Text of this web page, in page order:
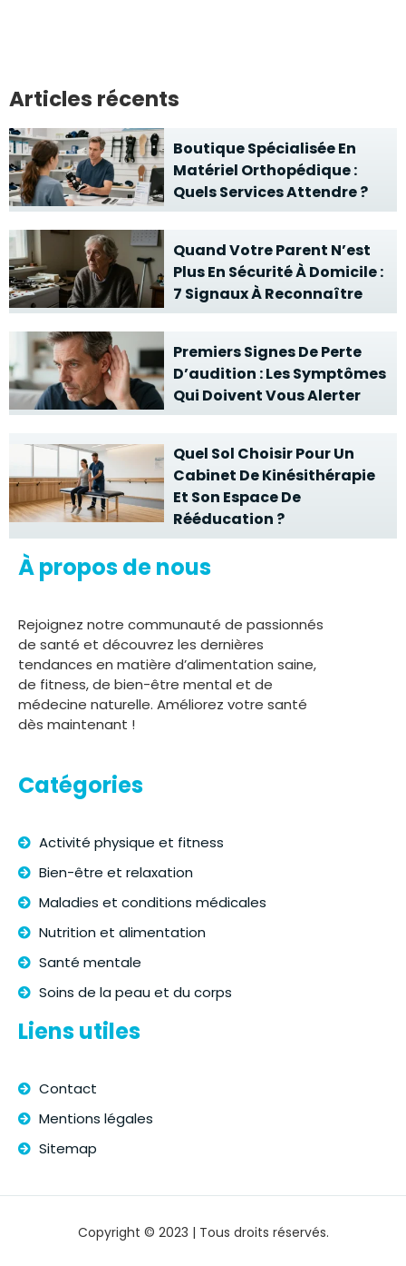
Articles récents
Boutique Spécialisée En
Matériel Orthopédique :
Quels Services Attendre ?
Quand Votre Parent N’est
Plus En Sécurité À Domicile :
7 Signaux À Reconnaître
Premiers Signes De Perte
D’audition : Les Symptômes
Qui Doivent Vous Alerter
Quel Sol Choisir Pour Un
Cabinet De Kinésithérapie
Et Son Espace De
Rééducation ?
À propos de nous
Rejoignez notre communauté de passionnés
de santé et découvrez les dernières
tendances en matière d’alimentation saine,
de fitness, de bien-être mental et de
médecine naturelle. Améliorez votre santé
dès maintenant !
Catégories
Activité physique et fitness
Bien-être et relaxation
Maladies et conditions médicales
Nutrition et alimentation
Santé mentale
Soins de la peau et du corps
Liens utiles
Contact
Mentions légales
Sitemap
Copyright © 2023 | Tous droits réservés.